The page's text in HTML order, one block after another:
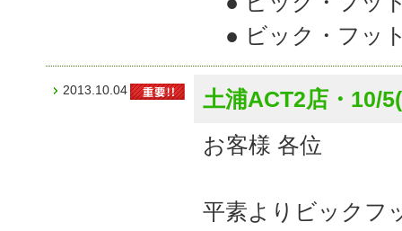
● ビック・フッ
2013.10.04
土浦ACT2店・10/
お客様 各位
平素よりビックフ